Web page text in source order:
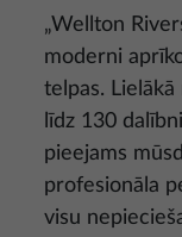
„Wellton
moderni
telpas.
līdz 130
pieejams
profesionāla
visu